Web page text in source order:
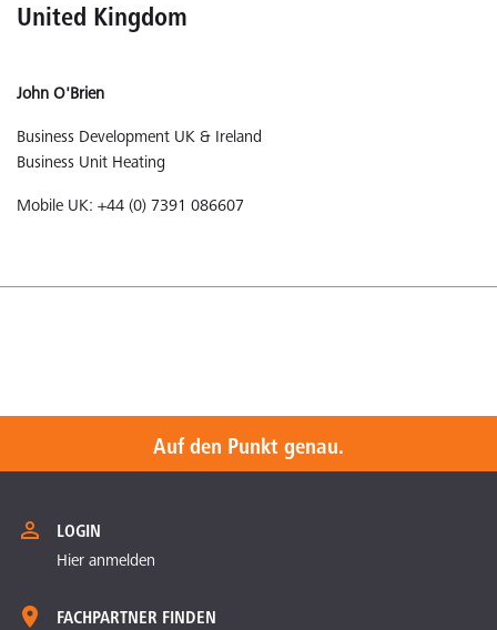
United Kingdom
John O'Brien
Business Development UK & Ireland
Business Unit Heating
Mobile UK: +44 (0) 7391 086607
Auf den Punkt genau.
LOGIN
Hier anmelden
FACHPARTNER FINDEN